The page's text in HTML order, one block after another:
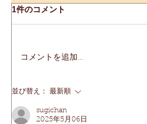
「室蘭せきね鐡塩」鉄分含有
1件のコメント
コメントを追加…
並び替え： 最新順
sugichan
2025年5月06日